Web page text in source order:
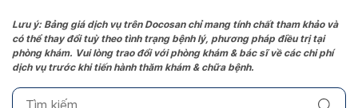
the
question
mark
to
Lưu ý: Bảng giá dịch vụ trên Docosan chỉ mang tính chất tham khảo và
có thể thay đổi tuỳ theo tình trạng bệnh lý, phương pháp điều trị tại
phòng khám. Vui lòng trao đổi với phòng khám & bác sĩ về các chi phí
dịch vụ trước khi tiến hành thăm khám & chữa bệnh.